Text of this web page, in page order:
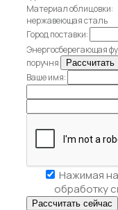
Материал облицовки:
нержавеющая сталь
Город поставки:
Энергосберегающая
поручня
Ваше имя:
Нажимая
обработку